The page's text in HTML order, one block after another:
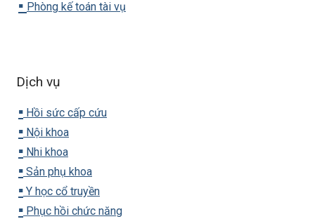
▪️ Phòng kế toán tài vụ
Dịch vụ
▪️ Hồi sức cấp cứu
▪️ Nội khoa
▪️ Nhi khoa
▪️ Sản phụ khoa
▪️ Y học cổ truyền
▪️ Phục hồi chức năng